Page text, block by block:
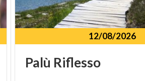
12/08/2026
Palù Riflesso